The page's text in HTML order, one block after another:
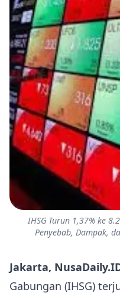
IHSG Turun 1,37% ke
Penyebab, Dampak,
Jakarta,
Gabungan (IHSG)